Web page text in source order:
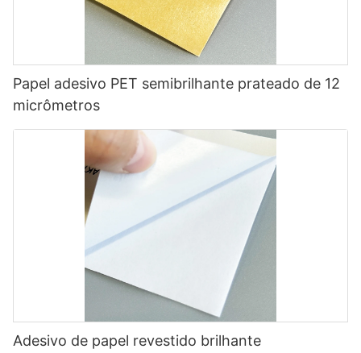
Papel adesivo PET semibrilhante prateado de 12
micrômetros
Adesivo de papel revestido brilhante